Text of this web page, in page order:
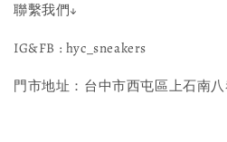
聯繫我們↓
IG&FB : hyc_sneakers
門市地址：台中市西屯區上石南